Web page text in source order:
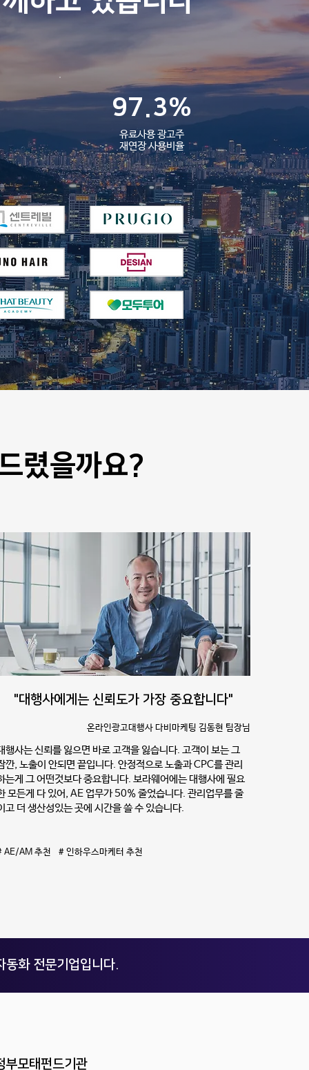
내
97.3%
유료사용 광고주
​재연장 사용비율
렸을까요?
"대행사에게는 신뢰도가 가장 중요합니다"
온라인광고대행사 다비마케팅 김동현 팀장님
행사는 신뢰를 잃으면 바로 고객을 잃습니다. 고객이 보는 그
깐, 노출이 안되면 끝입니다. 안정적으로 노출과 CPC를 관리
는게 그 어떤것보다 중요합니다. 보라웨어에는 대행사에 필요
모든게 다 있어, AE 업무가 50% 줄었습니다. 관리업무를 줄
고 더 생산성있는 곳에 시간을 쓸 수 있습니다.
AE/AM 추천 # 인하우스마케터 추천
동화 전문기업입니다.
부모태펀드기관